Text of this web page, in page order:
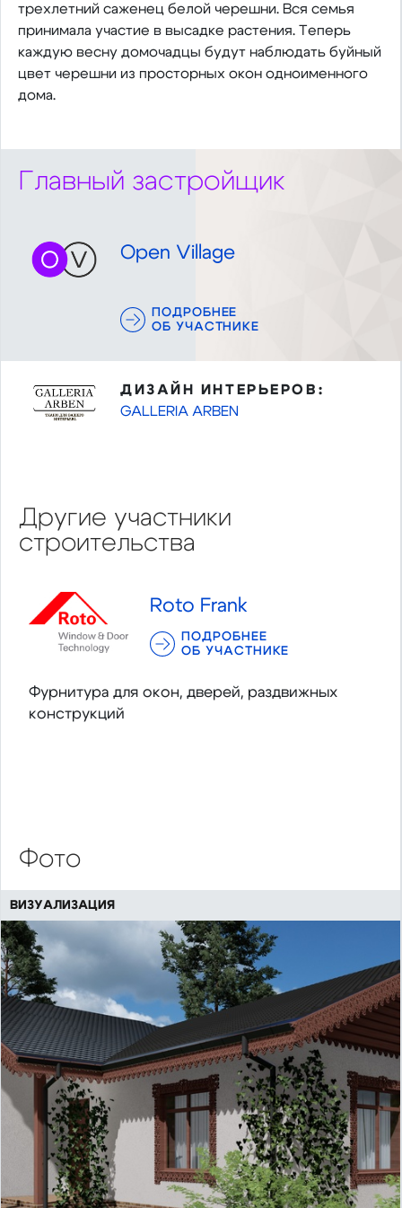
трехлетний саженец белой черешни. Вся семья
принимала участие в высадке растения. Теперь
каждую весну домочадцы будут наблюдать буйный
цвет черешни из просторных окон одноименного
дома.
Главный застройщик
Open Village
ПОДРОБНЕЕ
ОБ УЧАСТНИКЕ
ДИЗАЙН ИНТЕРЬЕРОВ:
GALLERIA ARBEN
Другие участники
строительства
Roto Frank
ПОДРОБНЕЕ
ОБ УЧАСТНИКЕ
Фурнитура для окон, дверей, раздвижных
конструкций
Фото
ВИЗУАЛИЗАЦИЯ